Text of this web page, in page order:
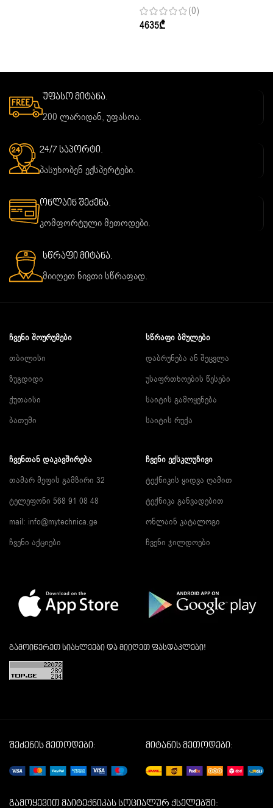
(0)
4635₾
უფასო მიტანა.
200 ლარიდან, უფასოა.
24/7 საპორტი.
პასუხობენ ექსპერტები.
ონლაინ შეძენა.
კომფორტული მეთოდები.
სწრაფი მიტანა.
მიიღეთ ნივთი სწრაფად.
ᲩᲕᲔᲜᲘ ᲨᲝᲣᲠᲣᲛᲔᲑᲘ
თბილისი
ზუგდიდი
ქუთაისი
ბათუმი
ᲡᲬᲠᲐᲤᲘ ᲑᲛᲣᲚᲔᲑᲘ
დაბრუნება ან შეცვლა
უსაფრთხოების წესები
საიტის გამოყენება
საიტის რუქა
ᲩᲕᲔᲜᲗᲐᲜ ᲓᲐᲙᲐᲕᲨᲘᲠᲔᲑᲐ
თამარ მეფის გამზირი 32
ტელეფონი 568 91 08 48
mail: info@mytechnica.ge
ჩვენი აქციები
ᲩᲕᲔᲜᲘ ᲔᲥᲡᲙᲚᲣᲖᲘᲕᲘ
ტექნიკის ყიდვა ღამით
ტექნიკა განვადებით
ონლაინ კატალოგი
ჩვენი ჯილდოები
გამოიწერეთ სიახლეები და მიიღეთ ფასდაკლები!
შეძენის მეთოდები: მიტანის მეთოდები:
გამოყევით მაიტექნიკას სოციალურ ქსელებში: